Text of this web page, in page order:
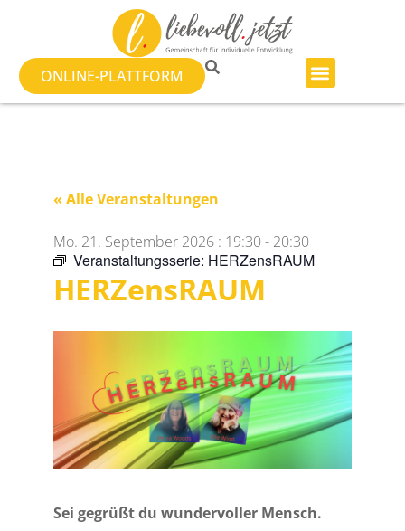
ONLINE-PLATTFORM
« Alle Veranstaltungen
Mo. 21. September 2026 : 19:30- 20:30
Veranstaltungsserie: HERZensRAUM
HERZensRAUM
Sei gegrüßt du wundervoller Mensch.